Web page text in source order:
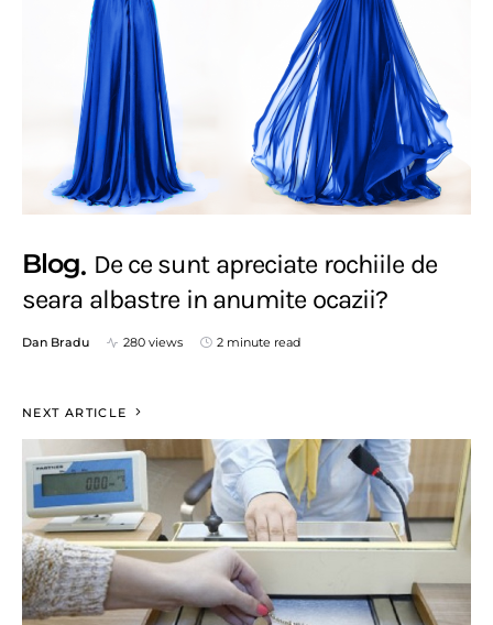
Blog De ce sunt apreciate rochiile de
seara albastre in anumite ocazii?
Dan Bradu 280 views 2 minute read
NEXT ARTICLE